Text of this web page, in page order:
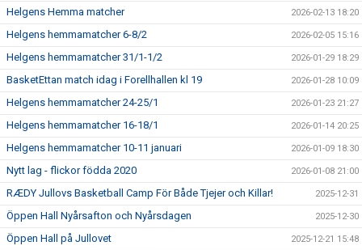
Helgens Hemma matcher 2026-02-13 18:20
Helgens hemmamatcher 6-8/2 2026-02-05 15:16
Helgens hemmamatcher 31/1-1/2 2026-01-29 18:29
BasketEttan match idag i Forellhallen kl 19 2026-01-28 10:09
Helgens hemmamatcher 24-25/1 2026-01-23 21:27
Helgens hemmamatcher 16-18/1 2026-01-14 20:25
Helgens hemmamatcher 10-11 januari 2026-01-09 18:30
Nytt lag - flickor födda 2020 2026-01-08 21:00
RÆDY Jullovs Basketball Camp För Både Tjejer och Killar! 2025-12-31
Öppen Hall Nyårsafton och Nyårsdagen 2025-12-30
Öppen Hall på Jullovet 2025-12-21 15:48